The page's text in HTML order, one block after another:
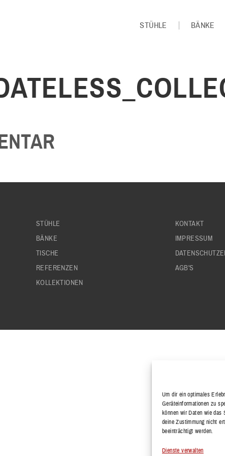
Um dir ein optimales
Geräteinformationen zu
können wir Daten wie das
deine Zustimmung nicht
beeinträchtigt werden.
Dienste verwalten
STÜHLE BÄNKE
STÜHLE
BÄNKE
TISCHE
REFERENZEN
KOLLEKTIONEN
KONTAKT
IMPRESSUM
AGB'S